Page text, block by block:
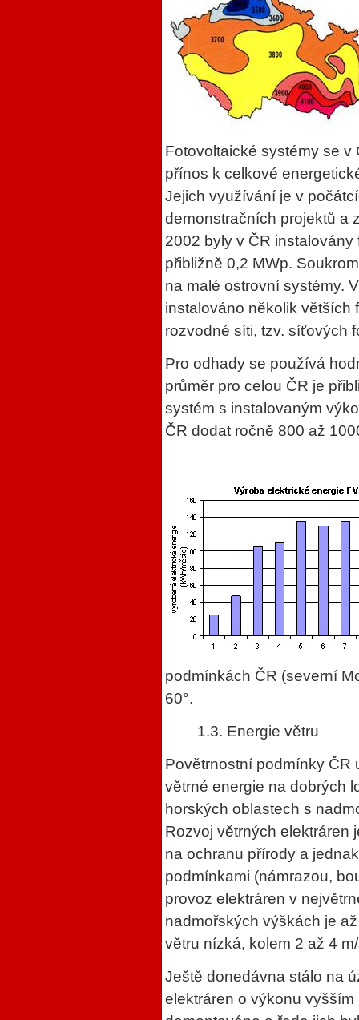
Fotovoltaické systémy se
přínos k celkové
Jejich využívání je v
demonstračních projektů a
2002 byly v ČR
přibližně 0,2 MWp.
na malé ostrovní systémy.
instalováno několik větších
rozvodné síti, tzv. síťových
Pro odhady se používá
průměr pro celou ČR je
systém s instalovaným
ČR dodat ročně 800 až
podmínkách ČR (severní
60°.
1.3. Energie větru
Povětrnostní podmínky
větrné energie na dobrých
horských oblastech s
Rozvoj větrných elektráren
na ochranu přírody a
podmínkami (námrazou,
provoz elektráren v
nadmořských výškách je
větru nízká, kolem 2 až 4
Ještě donedávna stálo na
elektráren o výkonu